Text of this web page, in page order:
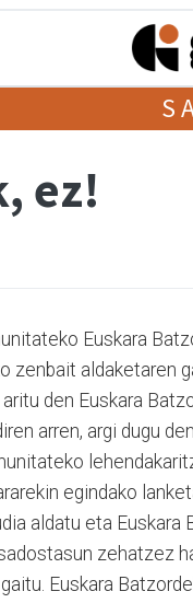
ez!
Euskara
zenbait aldaketaren
den Euskara
arren, argi dugu
egindako
aldatu eta Euskara
zehatzez
Euskara